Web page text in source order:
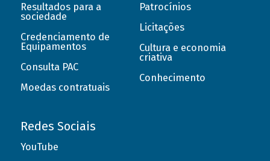
Resultados para a
sociedade
Credenciamento de
Equipamentos
Consulta PAC
Moedas contratuais
Patrocínios
Licitações
Cultura e economia
criativa
Conhecimento
Redes Sociais
YouTube